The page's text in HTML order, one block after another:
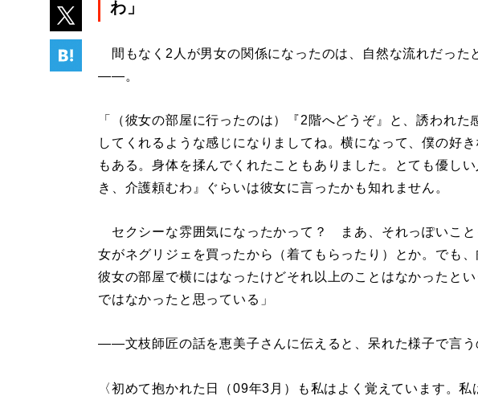
わ」
間もなく2人が男女の関係になったのは、自然な流れだった
――。
「（彼女の部屋に行ったのは）『2階へどうぞ』と、誘われ
してくれるような感じになりましてね。横になって、僕の好
もある。身体を揉んでくれたこともありました。とても優し
き、介護頼むわ』ぐらいは彼女に言ったかも知れません。
セクシーな雰囲気になったかって？ まあ、それっぽいこと
女がネグリジェを買ったから（着てもらったり）とか。でも、
彼女の部屋で横にはなったけどそれ以上のことはなかったと
ではなかったと思っている」
――文枝師匠の話を恵美子さんに伝えると、呆れた様子で言う
〈初めて抱かれた日（09年3月）も私はよく覚えています。